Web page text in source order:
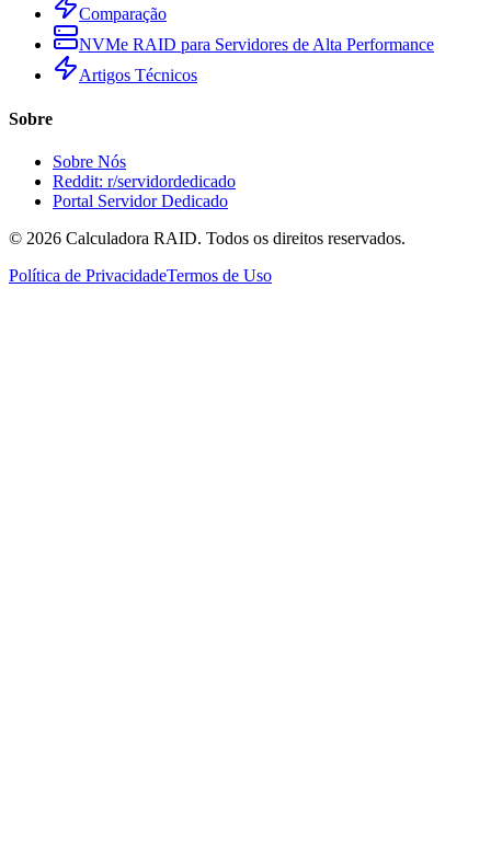
Comparação
NVMe RAID para Servidores de Alta Performance
Artigos Técnicos
Sobre
Sobre Nós
Reddit: r/servidordedicado
Portal Servidor Dedicado
© 2026 Calculadora RAID. Todos os direitos reservados.
Política de PrivacidadeTermos de Uso